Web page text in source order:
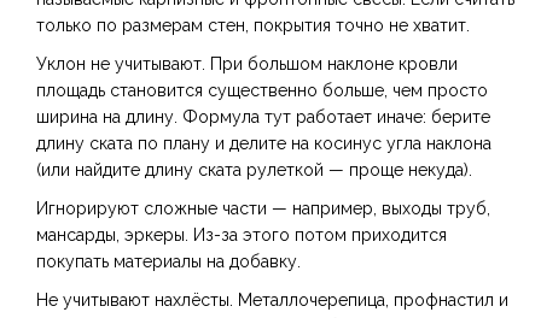
только по размерам стен, покрытия точно не хватит.
Уклон не учитывают. При большом наклоне кровли
площадь становится существенно больше, чем просто
ширина на длину. Формула тут работает иначе: берите
длину ската по плану и делите на косинус угла наклона
(или найдите длину ската рулеткой — проще некуда).
Игнорируют сложные части — например, выходы труб,
мансарды, эркеры. Из-за этого потом приходится
покупать материалы на добавку.
Не учитывают нахлёсты. Металлочерепица, профнастил и